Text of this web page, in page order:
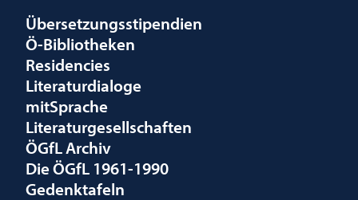
Übersetzungsstipendien
Ö-Bibliotheken
Residencies
Literaturdialoge
mitSprache
Literaturgesellschaften
ÖGfL Archiv
Die ÖGfL 1961-1990
Gedenktafeln